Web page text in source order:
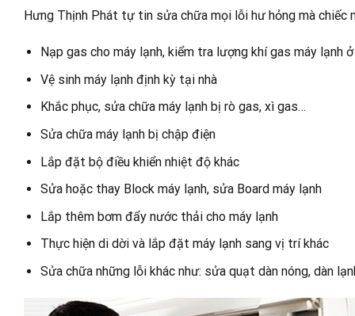
Hưng Thịnh Phát tự tin sửa chữa mọi lỗi hư hỏng mà chiếc
Nạp gas cho máy lạnh, kiểm tra lượng khí gas máy lạnh
Vệ sinh máy lạnh định kỳ tại nhà
Khắc phục, sửa chữa máy lạnh bị rò gas, xì gas…
Sửa chữa máy lạnh bị chập điện
Lắp đặt bộ điều khiển nhiệt độ khác
Sửa hoặc thay Block máy lạnh, sửa Board máy lạnh
Lắp thêm bơm đẩy nước thải cho máy lạnh
Thực hiện di dời và lắp đặt máy lạnh sang vị trí khác
Sửa chữa những lỗi khác như: sửa quạt dàn nóng, dàn